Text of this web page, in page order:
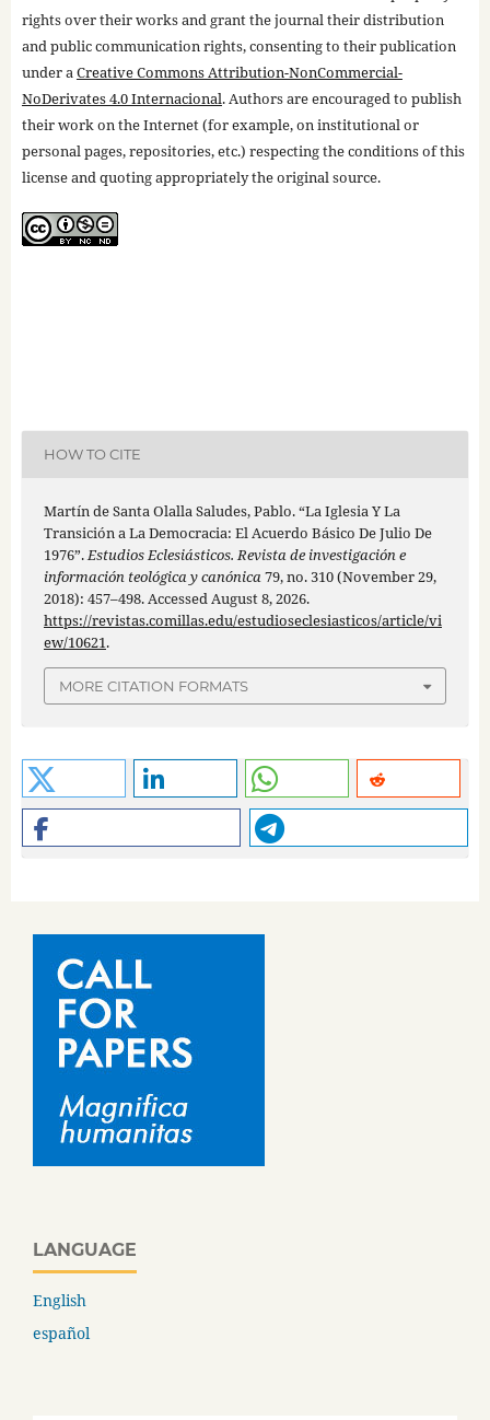
rights over their works and grant the journal their distribution
and public communication rights, consenting to their publication
under aCreative Commons Attribution-NonCommercial-
NoDerivates 4.0 Internacional. Authors are encouraged to publish
their work on the Internet (for example, on institutional or
personal pages, repositories, etc.) respecting the conditions of this
license and quoting appropriately the original source.
HOW TO CITE
Martín de Santa Olalla Saludes, Pablo. “La Iglesia Y La
Transición a La Democracia: El Acuerdo Básico De Julio De
1976”.Estudios Eclesiásticos. Revista de investigación e
información teológica y canónica79, no. 310 (November 29,
2018): 457–498. Accessed August 8, 2026.
https://revistas.comillas.edu/estudioseclesiasticos/article/vi
ew/10621.
MORE CITATION FORMATS
LANGUAGE
English
español